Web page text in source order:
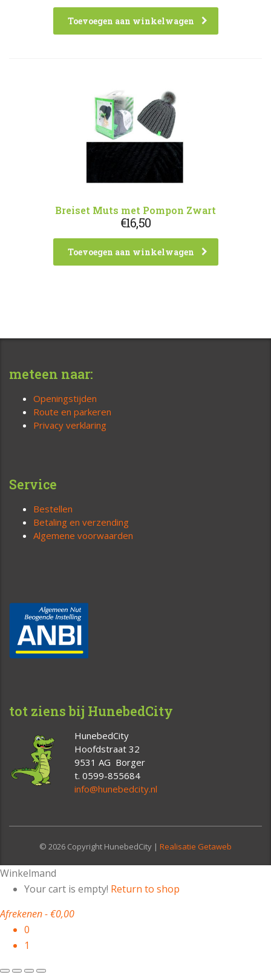
Toevoegen aan winkelwagen
Breiset Muts met Pompon Zwart
€16,50
Toevoegen aan winkelwagen
meteen naar:
Openingstijden
Route en parkeren
Privacy verklaring
Service
Bestellen
Betaling en verzending
Algemene voorwaarden
tot ziens bij HunebedCity
HunebedCity
Hoofdstraat 32
9531 AG Borger
t. 0599-855684
info@hunebedcity.nl
© 2026 Copyright HunebedCity | Realisatie Getaweb
Winkelmand
Your cart is empty! Return to shop
Afrekenen-€0,00
0
1